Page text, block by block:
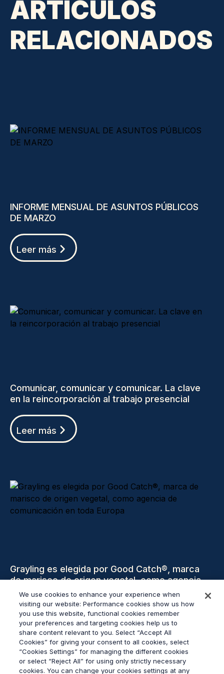
ARTÍCULOS
RELACIONADOS
INFORME MENSUAL DE ASUNTOS PÚBLICOS
DE MARZO
Leer más
Comunicar, comunicar y comunicar. La clave
en la reincorporación al trabajo presencial
Leer más
Grayling es elegida por Good Catch®, marca
de marisco de origen vegetal, como agencia
de comunicación en toda Europa
Leer más
We use cookies to enhance your experience when
visiting our website: Performance cookies show us how
you use this website, functional cookies remember
your preferences and targeting cookies help us to
share content relevant to you. Select “Accept All
Cookies” for giving your consent to all cookies, select
“Cookies Settings” for managing the different cookies
or select “Reject All” for using only strictly necessary
cookies. You can change your cookies settings at any